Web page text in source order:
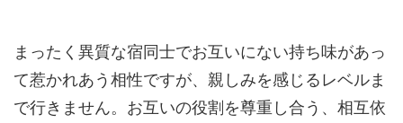
まったく異質な宿同士でお互いにない持ち味があっ
て惹かれあう相性ですが、親しみを感じるレベルま
で行きません。お互いの役割を尊重し合う、相互依